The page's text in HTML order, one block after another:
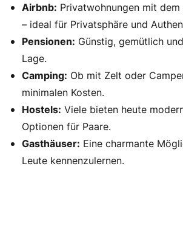
Airbnb: Privatwohnungen mit
– ideal für Privatsphäre und
Pensionen: Günstig, gemütlich
Lage.
Camping: Ob mit Zelt oder
minimalen Kosten.
Hostels: Viele bieten heute
Optionen für Paare.
Gasthäuser: Eine charmante
Leute kennenzulernen.